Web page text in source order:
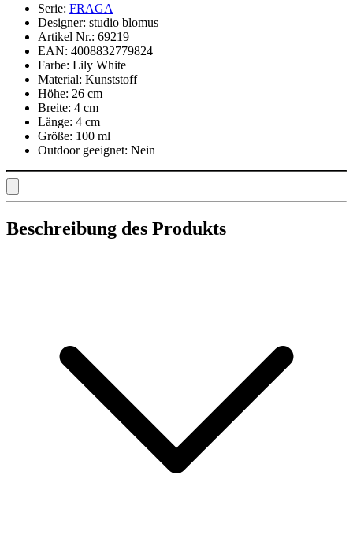
Serie: FRAGA
Designer: studio blomus
Artikel Nr.: 69219
EAN: 4008832779824
Farbe: Lily White
Material: Kunststoff
Höhe: 26 cm
Breite: 4 cm
Länge: 4 cm
Größe: 100 ml
Outdoor geeignet: Nein
Beschreibung des Produkts